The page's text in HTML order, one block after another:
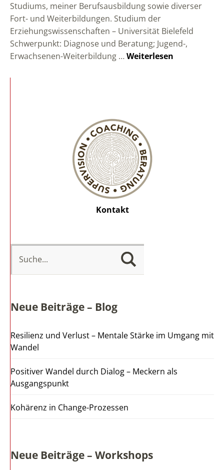
Studiums, meiner Berufsausbildung sowie diverser
Fort- und Weiterbildungen. Studium der
Erziehungswissenschaften – Universität Bielefeld
Schwerpunkt: Diagnose und Beratung; Jugend-,
Erwachsenen-Weiterbildung …Weiterlesen
Kontakt
Neue Beiträge – Blog
Resilienz und Verlust – Mentale Stärke im Umgang mit
Wandel
Positiver Wandel durch Dialog – Meckern als
Ausgangspunkt
Kohärenz in Change-Prozessen
Neue Beiträge – Workshops